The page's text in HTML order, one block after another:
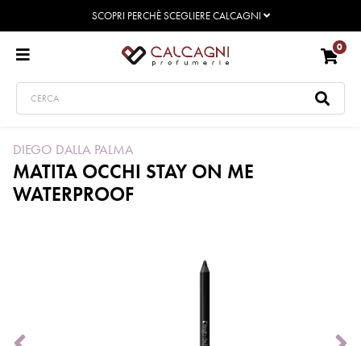
SCOPRI PERCHÈ SCEGLIERE CALCAGNI
0
DIEGO DALLA PALMA
MATITA OCCHI STAY ON ME
WATERPROOF